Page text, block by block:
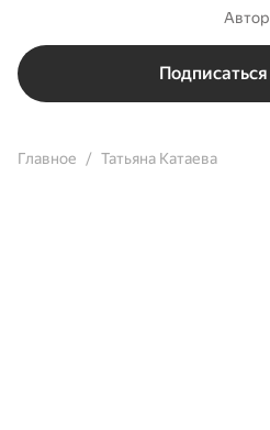
Автор
Подписаться
Главное Татьяна Катаева